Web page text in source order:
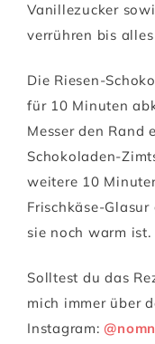
Vanillezucker
verrühren bis
Die Riesen-
für 10 Minuten
Messer den Rand
Schokoladen-
weitere 10
Frischkäse-
sie noch warm ist.
Solltest du das
mich immer über
Instagram: